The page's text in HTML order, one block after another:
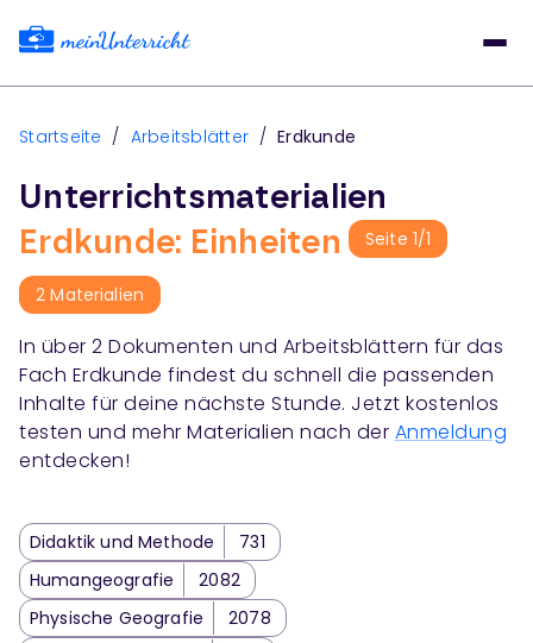
Startseite / Arbeitsblätter / Erdkunde
Unterrichtsmaterialien
Erdkunde: Einheiten
Seite 1/1
2 Materialien
In über 2 Dokumenten und Arbeitsblättern für das
Fach Erdkunde findest du schnell die passenden
Inhalte für deine nächste Stunde. Jetzt kostenlos
testen und mehr Materialien nach der Anmeldung
entdecken!
Didaktik und Methode
731
Humangeografie
2082
Physische Geografie
2078